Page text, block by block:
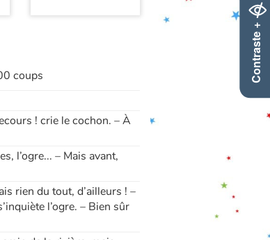
Contraste +
coups
! crie le cochon. – À
l’ogre... – Mais avant,
rien du tout, d’ailleurs ! –
l’ogre. – Bien sûr